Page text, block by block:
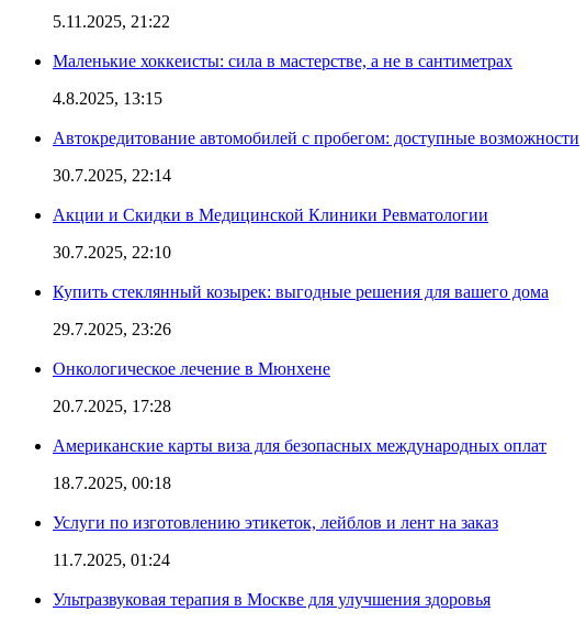
5.11.2025, 21:22
Маленькие хоккеисты: сила в мастерстве, а не в сантиметрах
4.8.2025, 13:15
Автокредитование автомобилей с пробегом: доступные возможности
30.7.2025, 22:14
Акции и Скидки в Медицинской Клиники Ревматологии
30.7.2025, 22:10
Купить стеклянный козырек: выгодные решения для вашего дома
29.7.2025, 23:26
Онкологическое лечение в Мюнхене
20.7.2025, 17:28
Американские карты виза для безопасных международных оплат
18.7.2025, 00:18
Услуги по изготовлению этикеток, лейблов и лент на заказ
11.7.2025, 01:24
Ультразвуковая терапия в Москве для улучшения здоровья